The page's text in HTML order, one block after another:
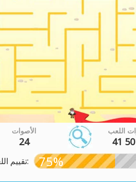
الأصوات
24
اللعب
41
تقييم اللعبة: 75%